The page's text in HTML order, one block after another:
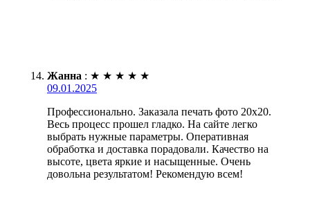
Жанна : ★ ★ ★ ★ ★
09.01.2025
Профессионально. Заказала печать фото 20х20.
Весь процесс прошел гладко. На сайте легко
выбрать нужные параметры. Оперативная
обработка и доставка порадовали. Качество на
высоте, цвета яркие и насыщенные. Очень
довольна результатом! Рекомендую всем!